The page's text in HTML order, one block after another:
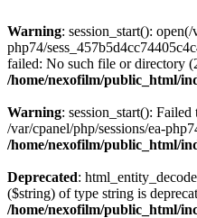
Warning: session_start():
php74/
failed: No such file or directory
/home/nexofilm/public_html/
Warning: session_start():
/var/cpanel/php/sessions/ea-
/home/nexofilm/public_html/
Deprecated:
($string) of type string is
/home/nexofilm/public_html/